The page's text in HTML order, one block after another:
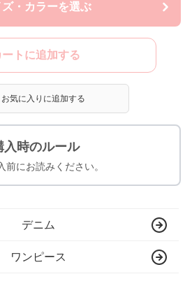
ズ・カラーを選ぶ
ートに追加する
お気に入りに追加する
入時のルール
前にお読みください。
デニム
ワンピース